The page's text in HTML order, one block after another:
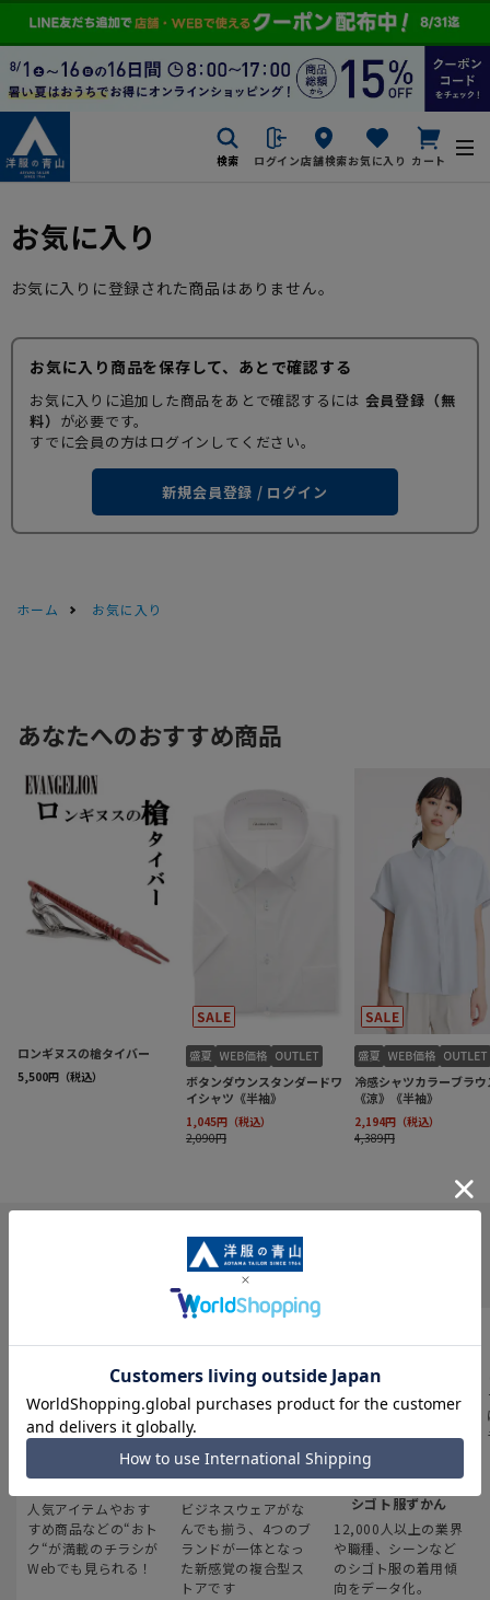
検索 ログイン店舗検索お気に入り カート
お気に入り
お気に入りに登録された商品はありません。
お気に入り商品を保存して、あとで確認する
お気に入りに追加した商品をあとで確認するには 会員登録（無
料） が必要です。
すでに会員の方はログインしてください。
新規会員登録 / ログイン
ホーム お気に入り
INFORMATION
最新のお買い得情報
人気アイテムやおす
すめ商品などの“おト
ク“が満載のチラシが
Webでも見られる！
スーツスクエア
ビジネスウェアがな
んでも揃う、4つのブ
ランドが一体となっ
た新感覚の複合型ス
トアです
みんなの
シゴト服ずかん
12,000人以上の業界
や職種、シーンなど
のシゴト服の着用傾
向をデータ化。